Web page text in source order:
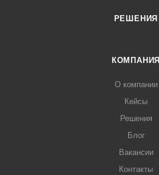
РЕШЕНИЯ
КОМПАНИЯ
О компании
Кейсы
Решения
Блог
Вакансии
Контакты